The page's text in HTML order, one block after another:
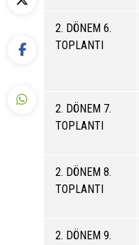
2. DÖNEM 6.
TOPLANTI
2. DÖNEM 7.
TOPLANTI
2. DÖNEM 8.
TOPLANTI
2. DÖNEM 9.